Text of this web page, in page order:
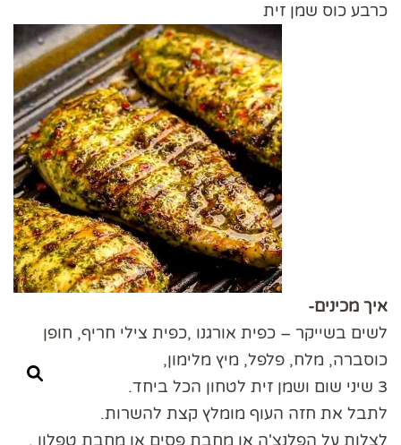
כרבע כוס שמן זית
איך מכינים-
לשים בשייקר – כפית אורגנו ,כפית צילי חריף, חופן
כוסברה, מלח, פלפל, מיץ מלימון,
3 שיני שום ושמן זית לטחון הכל ביחד.
לתבל את חזה העוף מומלץ קצת להשרות.
לצלות על הפלנצ'ה או מחבת פסים או מחבת טפלון .